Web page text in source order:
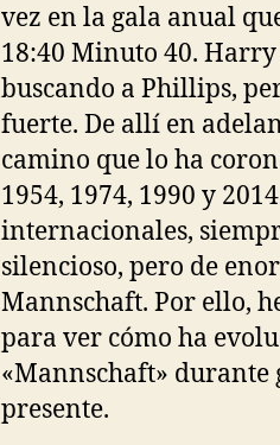
vez en la gala anual
18:40 Minuto 40.
buscando a Phillips,
fuerte. De allí en
camino que lo ha
1954, 1974, 1990 y
internacionales,
silencioso, pero de
Mannschaft. Por ello,
para ver cómo ha
«Mannschaft» durante
presente.